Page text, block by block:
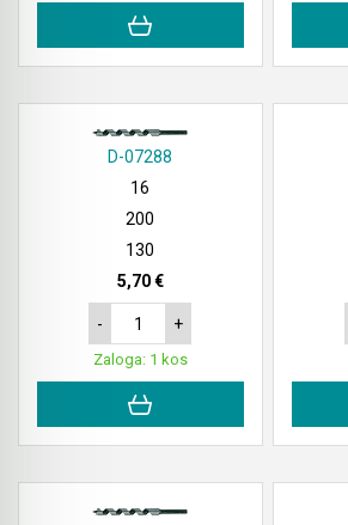
D-07288
16
200
130
5,70 €
- +
Zaloga: 1 kos